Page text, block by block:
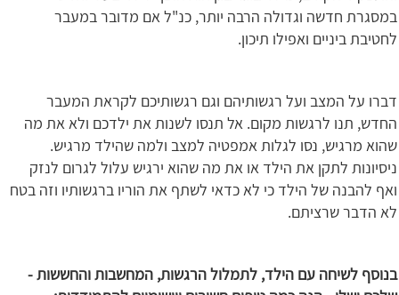
במסגרת חדשה וגדולה הרבה יותר, כנ"ל אם מדובר במעבר
לחטיבת ביניים ואפילו תיכון.
דברו על המצב ועל רגשותיהם וגם רגשותיכם לקראת המעבר
החדש, תנו לרגשות מקום. אל תנסו לשנות את ילדכם ולא את מה
שהוא מרגיש, נסו לגלות אמפטיה למצב ולמה שהילד מרגיש.
ניסיונות לתקן את הילד או את מה שהוא ירגיש עלול לגרום לנזק
ואף להבנה של הילד כי לא כדאי לשתף את הוריו ברגשותיו וזה בטח
לא הדבר שרציתם.
בנוסף לשיחה עם הילד, לתמלול הרגשות, המחשבות והחששות -